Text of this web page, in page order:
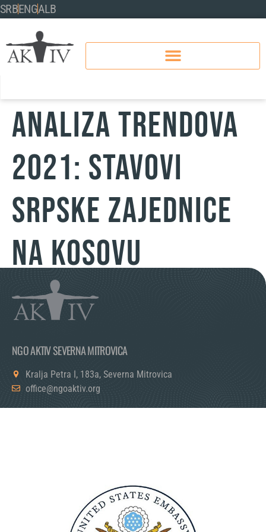
SRBENGALB
ANALIZA TRENDOVA
2021: STAVOVI
SRPSKE ZAJEDNICE
NA KOSOVU
NGO AKTIV SEVERNA MITROVICA
Kralja Petra I, 183a, Severna Mitrovica
office@ngoaktiv.org